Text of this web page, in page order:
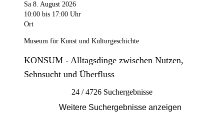
Sa 8. August 2026
10:00 bis 17:00 Uhr
Ort
Museum für Kunst und Kulturgeschichte
KONSUM - Alltagsdinge zwischen Nutzen,
Sehnsucht und Überfluss
24 / 4726 Suchergebnisse
Weitere Suchergebnisse anzeigen